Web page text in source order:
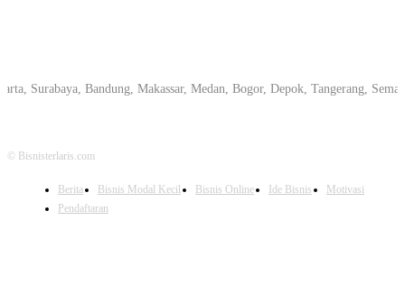
Bandung, Makassar, Medan, Bogor, Depok, Tangerang, Semarang,
© Bisnisterlaris.com
Berita Bisnis Modal Kecil Bisnis Online Ide Bisnis
Motivasi
Pendaftaran